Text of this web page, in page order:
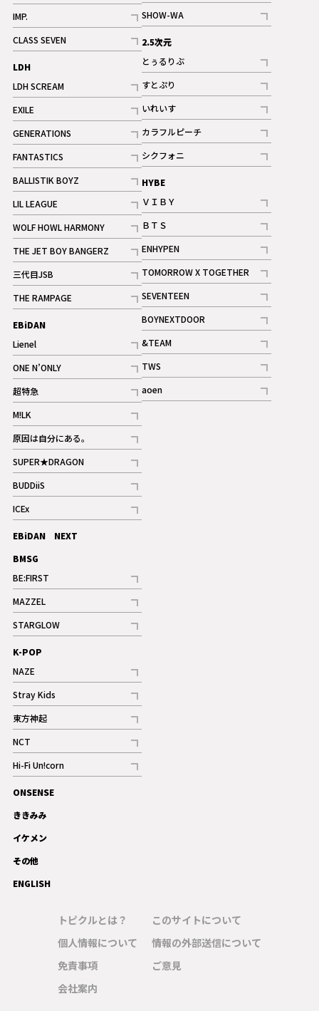
記事
IMP.
記事
CLASS SEVEN
記事
LDH
LDH SCREAM
記事
EXILE
記事
GENERATIONS
記事
FANTASTICS
記事
BALLISTIK BOYZ
記事
LIL LEAGUE
記事
WOLF HOWL HARMONY
記事
THE JET BOY BANGERZ
記事
三代目JSB
記事
THE RAMPAGE
記事
ギャラリー
EBiDAN
Lienel
記事
ONE N’ONLY
記事
超特急
記事
M!LK
記事
原因は自分にある。
記事
SUPER★DRAGON
記事
BUDDiiS
記事
ICEx
記事
EBiDAN NEXT
BMSG
BE:FIRST
記事
ギャラリー
MAZZEL
記事
ギャラリー
STARGLOW
記事
記事
SHOW-WA
記事
2.5次元
とぅるりぶ
記事
すとぷり
記事
ギャラリー
いれいす
記事
ギャラリー
カラフルピーチ
記事
シクフォニ
記事
HYBE
ＶＩＢＹ
記事
ＢＴＳ
記事
ENHYPEN
記事
TOMORROW X TOGETHER
記事
ギャラリー
SEVENTEEN
記事
BOYNEXTDOOR
記事
&TEAM
記事
TWS
記事
aoen
記事
K-POP
NAZE
記事
Stray Kids
記事
東方神起
記事
NCT
記事
Hi-Fi Un!corn
記事
ギャラリー
ONSENSE
ききみみ
イケメン
その他
ENGLISH
トピクルとは？
個人情報について
免責事項
会社案内
このサイトについて
情報の外部送信について
ご意見